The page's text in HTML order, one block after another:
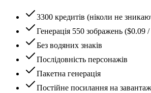
3300 кредитів (ніколи не
Генерація 550 зображень ($0.09
Без водяних знаків
Послідовність персонажів
Пакетна генерація
Постійне посилання на